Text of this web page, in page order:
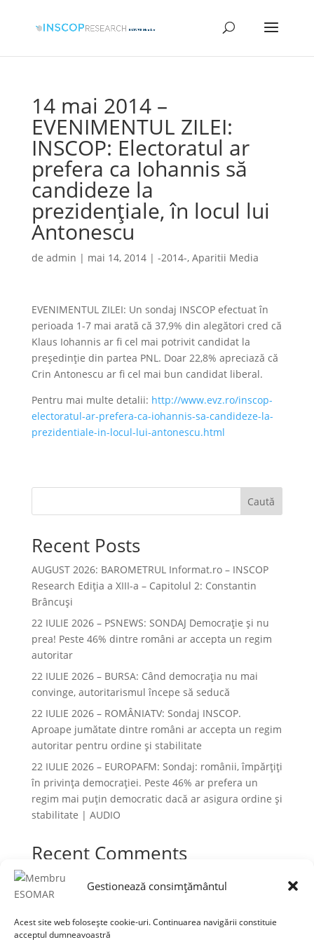
Gestionează consimțământul
Acest site web folosește cookie-uri. Continuarea navigării constituie
acceptul dumneavoastră
14 mai 2014 –
EVENIMENTUL ZILEI:
INSCOP: Electoratul ar
prefera ca Iohannis să
candideze la
prezidențiale, în locul lui
Antonescu
de admin | mai 14, 2014| -2014-, Aparitii Media
EVENIMENTUL ZILEI: Un sondaj INSCOP efectuat în
perioada 1-7 mai arată că 37,9% din alegători cred că
Klaus Iohannis ar fi cel mai potrivit candidat la
președinție din partea PNL. Doar 22,8% apreciază că
Crin Antonescu ar fi cel mai bun candidat liberal.
Pentru mai multe detalii: http://www.evz.ro/inscop-
electoratul-ar-prefera-ca-iohannis-sa-candideze-la-
prezidentiale-in-locul-lui-antonescu.html
Caută
Recent Posts
AUGUST 2026: BAROMETRUL Informat.ro – INSCOP
Research Ediția a XIII-a – Capitolul 2: Constantin
Brâncuși
22 IULIE 2026 – PSNEWS: SONDAJ Democrație și nu
prea! Peste 46% dintre români ar accepta un regim
autoritar
22 IULIE 2026 – BURSA: Când democraţia nu mai
convinge, autoritarismul începe să seducă
22 IULIE 2026 – ROMÂNIATV: Sondaj INSCOP.
Aproape jumătate dintre români ar accepta un regim
autoritar pentru ordine și stabilitate
22 IULIE 2026 – EUROPAFM: Sondaj: românii, împărțiți
în privința democrației. Peste 46% ar prefera un
regim mai puțin democratic dacă ar asigura ordine și
stabilitate | AUDIO
Recent Comments
Niciun comentariu de arătat.